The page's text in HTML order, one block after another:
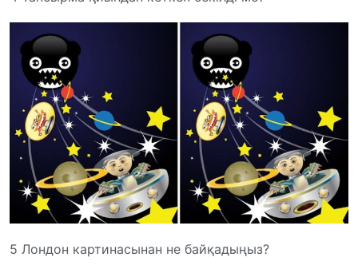
5 Лондон картинасынан не байқадыңыз?